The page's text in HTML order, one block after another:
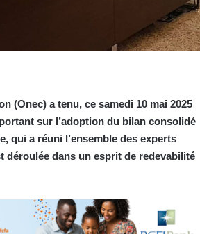
(Onec) a tenu, ce samedi 10 mai 2025
sur l’adoption du bilan consolidé
qui a réuni l’ensemble des experts
déroulée dans un esprit de redevabilité